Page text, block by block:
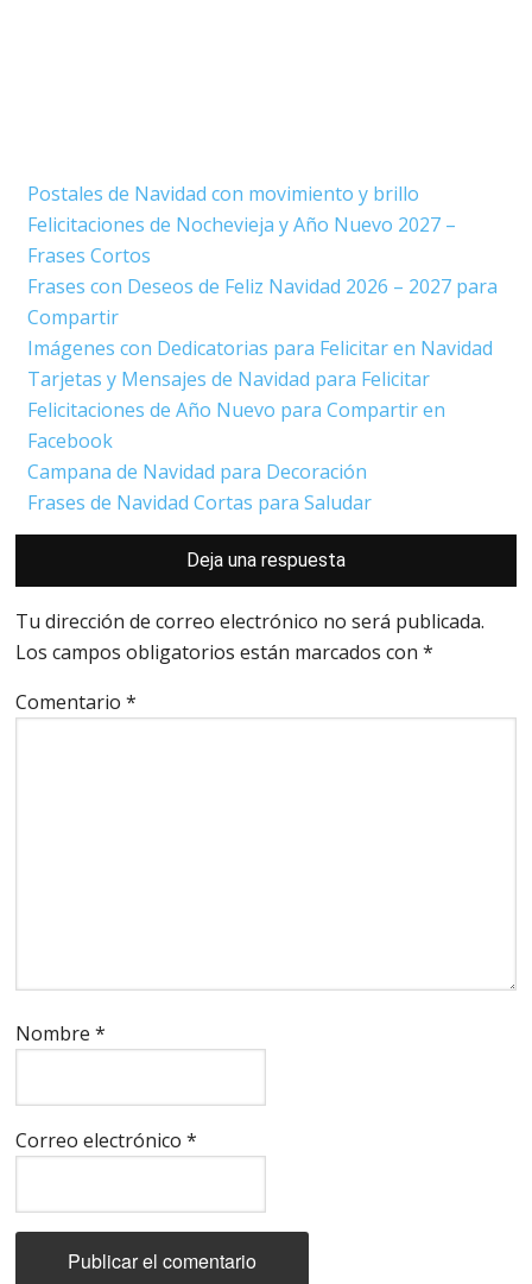
Postales de Navidad con movimiento y brillo
Felicitaciones de Nochevieja y Año Nuevo 2027 –
Frases Cortos
Frases con Deseos de Feliz Navidad 2026 – 2027 para
Compartir
Imágenes con Dedicatorias para Felicitar en Navidad
Tarjetas y Mensajes de Navidad para Felicitar
Felicitaciones de Año Nuevo para Compartir en
Facebook
Campana de Navidad para Decoración
Frases de Navidad Cortas para Saludar
los
lectores
Deja una respuesta
Tu dirección de correo electrónico no será publicada.
Los campos obligatorios están marcados con*
Comentario*
Nombre*
Correo electrónico*